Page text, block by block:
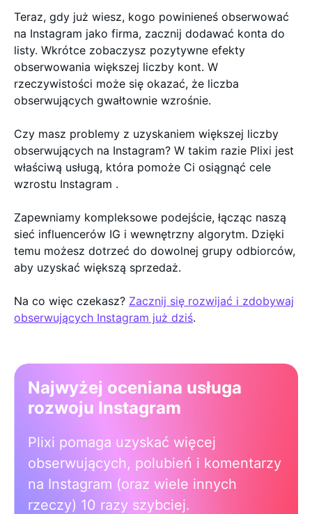
Teraz, gdy już wiesz, kogo powinieneś obserwować
na Instagram jako firma, zacznij dodawać konta do
listy. Wkrótce zobaczysz pozytywne efekty
obserwowania większej liczby kont. W
rzeczywistości może się okazać, że liczba
obserwujących gwałtownie wzrośnie.
Czy masz problemy z uzyskaniem większej liczby
obserwujących na Instagram? W takim razie Plixi jest
właściwą usługą, która pomoże Ci osiągnąć cele
wzrostu Instagram .
Zapewniamy kompleksowe podejście, łącząc naszą
sieć influencerów IG i wewnętrzny algorytm. Dzięki
temu możesz dotrzeć do dowolnej grupy odbiorców,
aby uzyskać większą sprzedaż.
Na co więc czekasz? Zacznij się rozwijać i zdobywaj
obserwujących Instagram już dziś.
Najwyżej oceniana usługa
rozwoju Instagram
Plixi pomaga uzyskać więcej
obserwujących, polubień i komentarzy
na Instagram (oraz wiele innych
rzeczy) 10 razy szybciej.